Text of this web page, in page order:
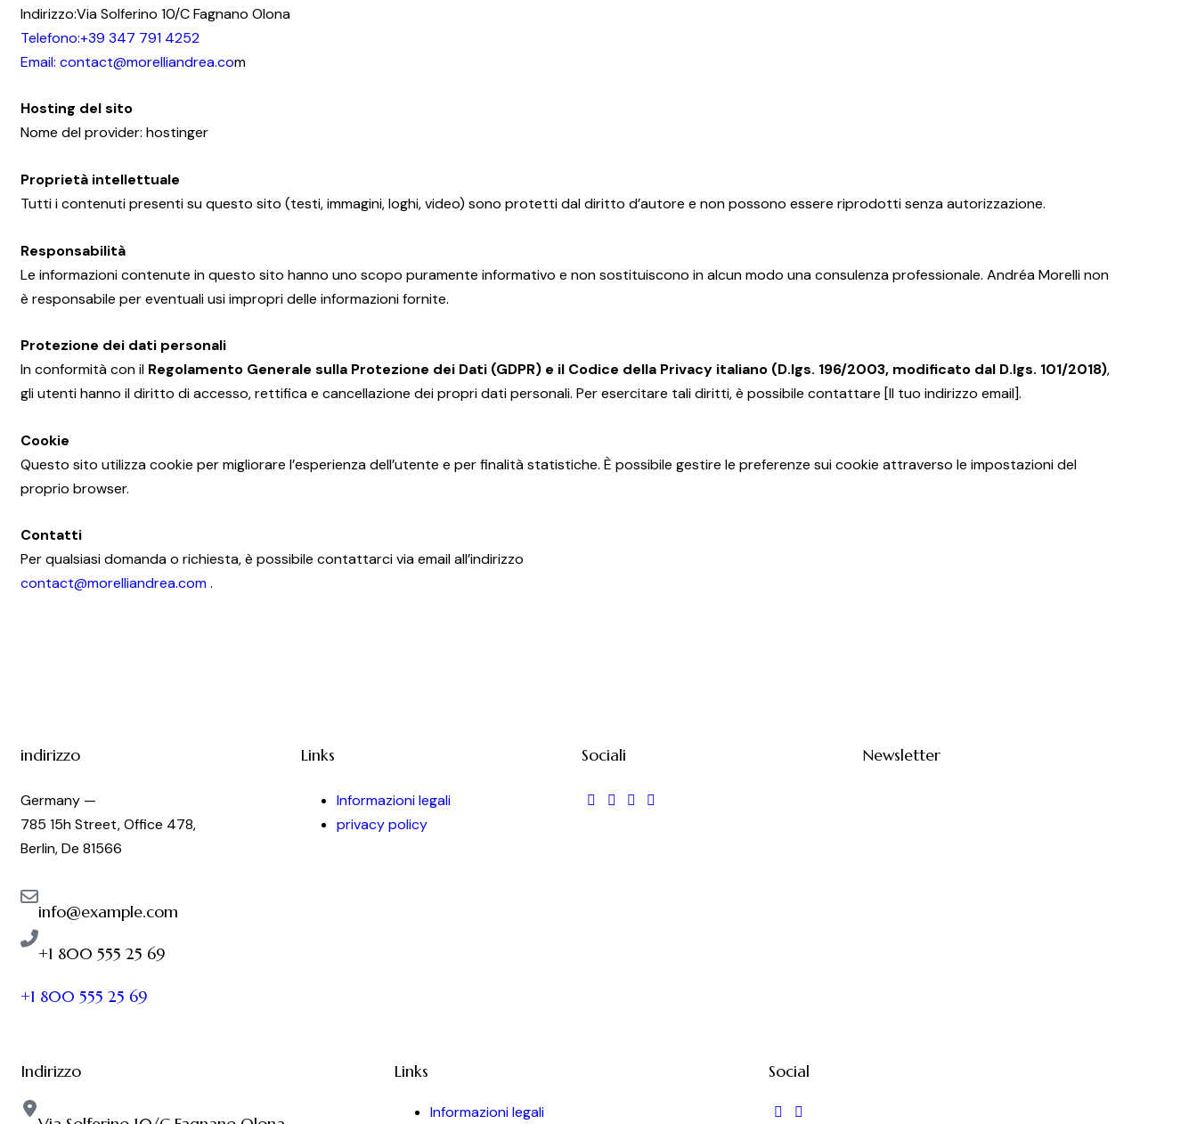
Indirizzo:Via Solferino 10/C Fagnano Olona
Telefono:+39 347 791 4252
Email: contact@morelliandrea.com
Hosting del sito
Nome del provider: hostinger
Proprietà intellettuale
Tutti i contenuti presenti su questo sito (testi, immagini, loghi, video) sono protetti dal diritto d’autore e non possono essere riprodotti senza autorizzazione.
Responsabilità
Le informazioni contenute in questo sito hanno uno scopo puramente informativo e non sostituiscono in alcun modo una consulenza professionale. Andréa Morelli non
è responsabile per eventuali usi impropri delle informazioni fornite.
Protezione dei dati personali
In conformità con il Regolamento Generale sulla Protezione dei Dati (GDPR) e il Codice della Privacy italiano (D.lgs. 196/2003, modificato dal D.lgs. 101/2018),
gli utenti hanno il diritto di accesso, rettifica e cancellazione dei propri dati personali. Per esercitare tali diritti, è possibile contattare [Il tuo indirizzo email].
Cookie
Questo sito utilizza cookie per migliorare l’esperienza dell’utente e per finalità statistiche. È possibile gestire le preferenze sui cookie attraverso le impostazioni del
proprio browser.
Contatti
Per qualsiasi domanda o richiesta, è possibile contattarci via email all’indirizzo
contact@morelliandrea.com.
indirizzo
Germany —
785 15h Street, Office 478,
Berlin, De 81566
info@example.com
+1 800 555 25 69
+1 800 555 25 69
Links
Informazioni legali
privacy policy
Sociali Newsletter
Indirizzo Links
Informazioni legali
Social